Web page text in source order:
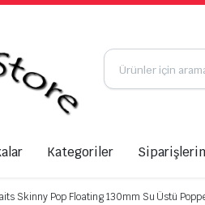
Kategoriler
Skinny Pop Floating 130mm Su Üstü